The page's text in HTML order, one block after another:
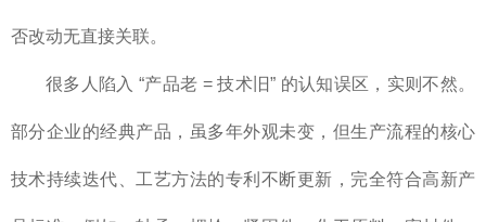
否改动无直接关联。
很多人陷入 “产品老 = 技术旧” 的认知误区，实则不然。
部分企业的经典产品，虽多年外观未变，但生产流程的核心
技术持续迭代、工艺方法的专利不断更新，完全符合高新产